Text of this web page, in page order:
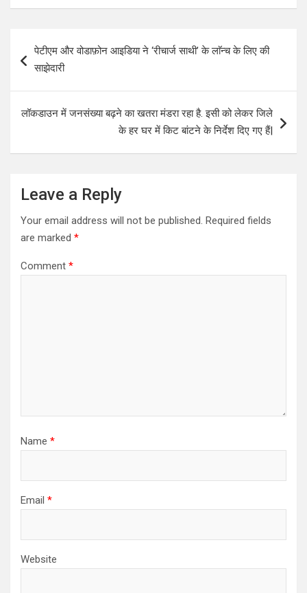
navigation
पेटीएम और वोडाफ़ोन आइडिया ने ‘रीचार्ज साथी’ के लाॅन्च के लिए की
साझेदारी
लॉकडाउन में जनसंख्या बढ़ने का खतरा मंडरा रहा है. इसी को लेकर जिले
के हर घर में किट बांटने के निर्देश दिए गए हैं|
Leave a Reply
Your email address will not be published. Required fields
are marked *
Comment *
Name *
Email *
Website